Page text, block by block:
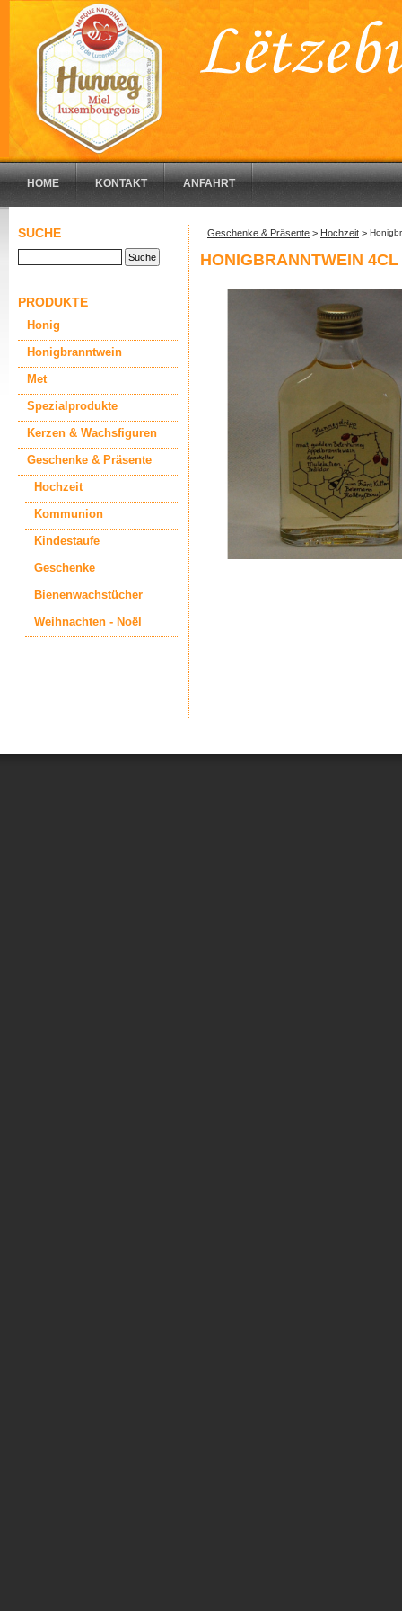
HOME KONTAKT ANFAHRT
SUCHE
PRODUKTE
Honig
Honigbranntwein
Met
Spezialprodukte
Kerzen & Wachsfiguren
Geschenke & Präsente
Hochzeit
Kommunion
Kindestaufe
Geschenke
Bienenwachstücher
Weihnachten - Noël
Geschenke & Präsente > Hochzeit >
HONIGBRANNTWEIN 4CL